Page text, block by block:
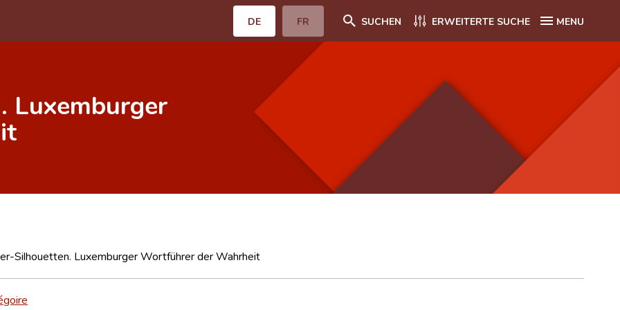
DE FR SUCHEN ERWEITERTE SUCHE MENU
Luxemburger
Silhouetten. Luxemburger Wortführer der Wahrheit